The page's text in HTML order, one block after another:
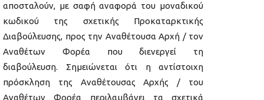
αποσταλούν, με σαφή αναφορά του μοναδικού
κωδικού της σχετικής Προκαταρκτικής
Διαβούλευσης, προς την Αναθέτουσα Αρχή / τον
Αναθέτων Φορέα που διενεργεί τη
διαβούλευση. Σημειώνεται ότι η αντίστοιχη
πρόσκληση της Αναθέτουσας Αρχής / του
Αναθέτων Φορέα περιλαμβάνει τα σχετικά